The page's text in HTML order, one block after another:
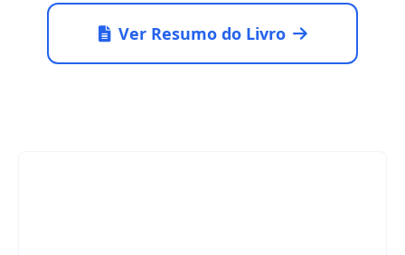
Ver Resumo do Livro